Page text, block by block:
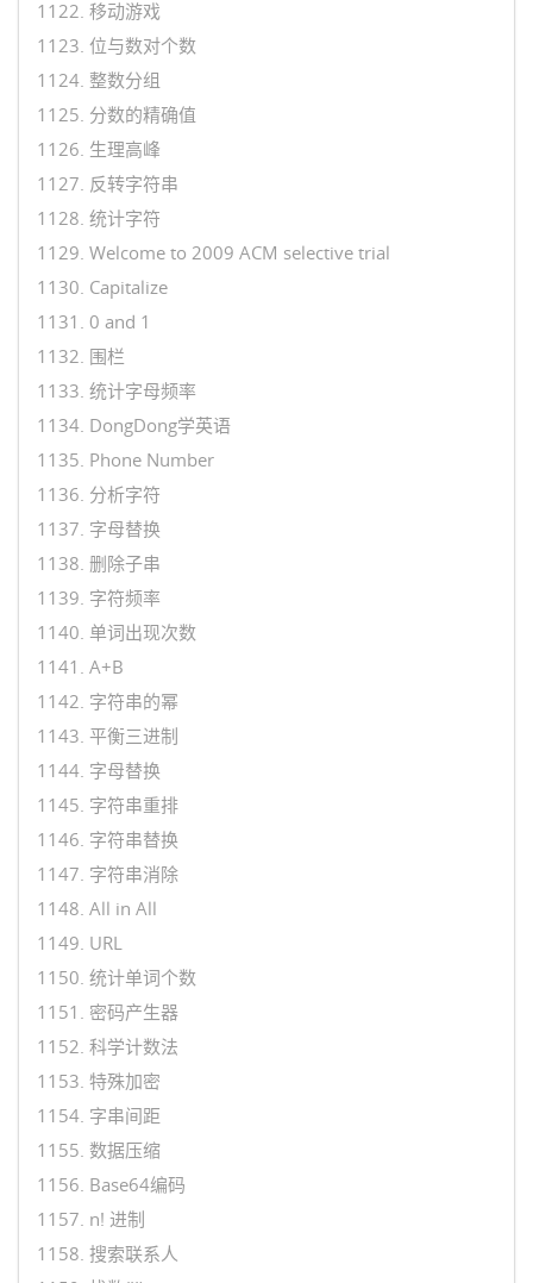
1122. 移动游戏
1123. 位与数对个数
1124. 整数分组
1125. 分数的精确值
1126. 生理高峰
1127. 反转字符串
1128. 统计字符
1129. Welcome to 2009 ACM selective trial
1130. Capitalize
1131. 0 and 1
1132. 围栏
1133. 统计字母频率
1134. DongDong学英语
1135. Phone Number
1136. 分析字符
1137. 字母替换
1138. 删除子串
1139. 字符频率
1140. 单词出现次数
1141. A+B
1142. 字符串的幂
1143. 平衡三进制
1144. 字母替换
1145. 字符串重排
1146. 字符串替换
1147. 字符串消除
1148. All in All
1149. URL
1150. 统计单词个数
1151. 密码产生器
1152. 科学计数法
1153. 特殊加密
1154. 字串间距
1155. 数据压缩
1156. Base64编码
1157. n! 进制
1158. 搜索联系人